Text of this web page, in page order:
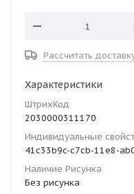
Рассчитать
Характеристики
ШтрихКод
2030000311170
Индивидуальные
41c33b9c-c7cb-11e8-
Наличие Рисунка
Без рисунка